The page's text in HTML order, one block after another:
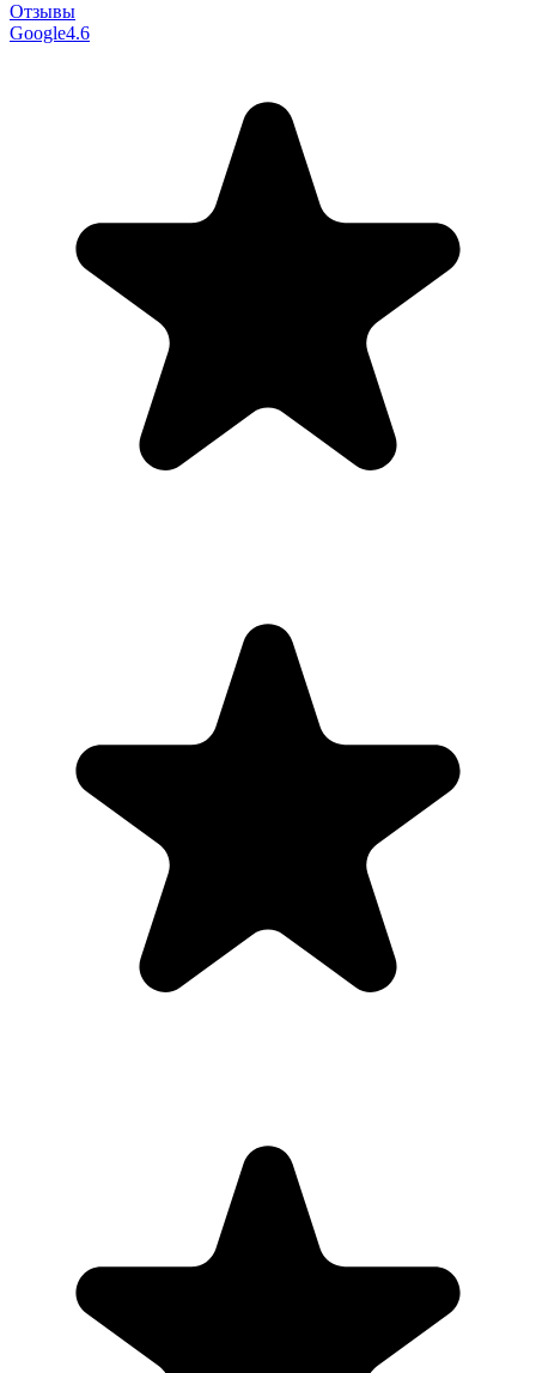
Отзывы
Google4.6